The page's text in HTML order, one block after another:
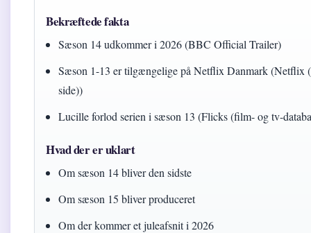
Bekræftede fakta
Sæson 14 udkommer i 2026 (BBC Official Trailer)
Sæson 1-13 er tilgængelige på Netflix Danmark (Netflix
side))
Lucille forlod serien i sæson 13 (Flicks (film- og tv-
Hvad der er uklart
Om sæson 14 bliver den sidste
Om sæson 15 bliver produceret
Om der kommer et juleafsnit i 2026